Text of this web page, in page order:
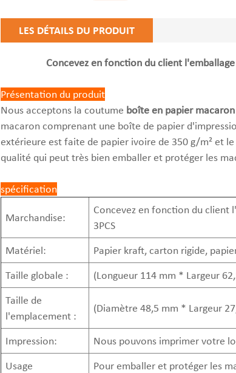
LES DÉTAILS DU PRODUIT
Concevez en fonction du client
Présentation du produit
Nous acceptons la coutume boîte en papier macaron
macaron comprenant une boîte de papier
extérieure est faite de papier ivoire de 350 g/m² et
qualité qui peut très bien emballer et protéger les
spécification
Marchandise:
Concevez en fonction du client
3PCS
Matériel:
Papier kraft, carton rigide,
Taille globale :
(Longueur 114 mm * Largeur
Taille de
l'emplacement :
(Diamètre 48,5 mm * Largeur
Impression:
Nous pouvons imprimer votre
Usage
Pour emballer et protéger les